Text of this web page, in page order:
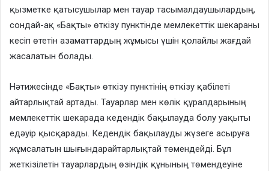
қызметке қатысушылар мен тауар тасымалдаушылардың,
сондай-ақ «Бақты» өткізу пунктінде мемлекеттік шекараны
кесіп өтетін азаматтардың жұмысы үшін қолайлы жағдай
жасалатын болады.
Нәтижесінде «Бақты» өткізу пунктінің өткізу қабілеті
айтарлықтай артады. Тауарлар мен көлік құралдарының
мемлекеттік шекарада кедендік бақылауда болу уақыты
едәуір қысқарады. Кедендік бақылауды жүзеге асыруға
жұмсалатын шығындарайтарлықтай төмендейді. Бұл
жеткізілетін тауарлардың өзіндік құнының төмендеуіне